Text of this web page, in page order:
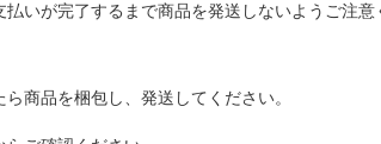
いが完了するまで商品を発送しないようご注意
商品を梱包し、発送してください。